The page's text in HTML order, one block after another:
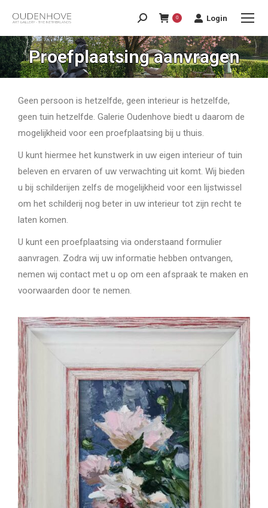
0 Login
Proefplaatsing aanvragen
Geen persoon is hetzelfde, geen interieur is hetzelfde,
geen tuin hetzelfde. Galerie Oudenhove biedt u daarom de
mogelijkheid voor een proefplaatsing bij u thuis.
U kunt hiermee het kunstwerk in uw eigen interieur of tuin
beleven en ervaren of uw verwachting uit komt. Wij bieden
u bij schilderijen zelfs de mogelijkheid voor een lijstwissel
om het schilderij nog beter in uw interieur tot zijn recht te
laten komen.
U kunt een proefplaatsing via onderstaand formulier
aanvragen. Zodra wij uw informatie hebben ontvangen,
nemen wij contact met u op om een afspraak te maken en
voorwaarden door te nemen.